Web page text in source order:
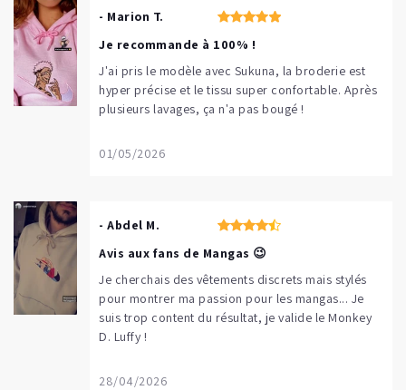
- Marion T.
Je recommande à 100% !
J'ai pris le modèle avec Sukuna, la broderie est
hyper précise et le tissu super confortable. Après
plusieurs lavages, ça n'a pas bougé !
01/05/2026
- Abdel M.
Avis aux fans de Mangas 😉
Je cherchais des vêtements discrets mais stylés
pour montrer ma passion pour les mangas... Je
suis trop content du résultat, je valide le Monkey
D. Luffy !
28/04/2026